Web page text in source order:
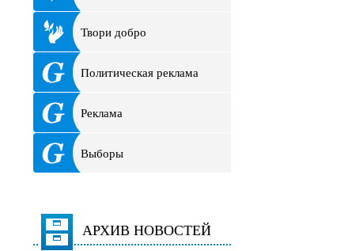
Твори добро
Политическая реклама
Реклама
Выборы
АРХИВ НОВОСТЕЙ